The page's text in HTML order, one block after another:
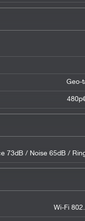
Geo-
73dB / Noise 65dB /
Wi-Fi